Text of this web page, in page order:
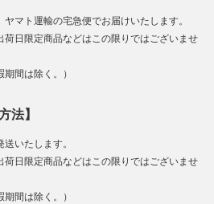
マト運輸の宅急便でお届けいたします。
荷日限定商品などはこの限りではございませ
間は除く。）
法】
いたします。
荷日限定商品などはこの限りではございませ
間は除く。）